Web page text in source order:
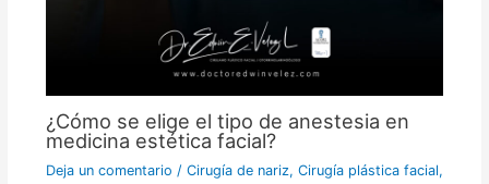
¿Cómo se elige el tipo de anestesia en
medicina estética facial?
Deja un comentario / Cirugía de nariz, Cirugía plástica facial,